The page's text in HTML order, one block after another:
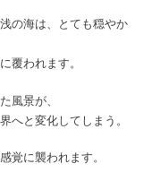
の海は、とても穏やか
覆われます。
風景が、
へと変化してしまう。
覚に襲われます。